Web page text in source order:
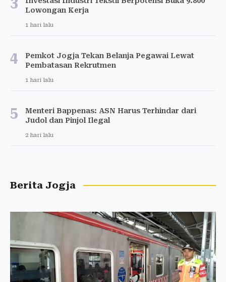
Lowongan Kerja
1 hari lalu
4
Pemkot Jogja Tekan Belanja Pegawai Lewat
Pembatasan Rekrutmen
1 hari lalu
5
Menteri Bappenas: ASN Harus Terhindar dari
Judol dan Pinjol Ilegal
2 hari lalu
Berita Jogja